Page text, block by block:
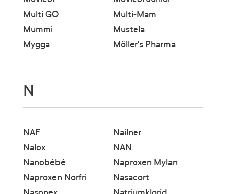
Multi GO
Multi-Mam
Mummi
Mustela
Mygga
Möller's Pharma
N
NAF
Nailner
Nalox
NAN
Nanobébé
Naproxen Mylan
Naproxen Norfri
Nasacort